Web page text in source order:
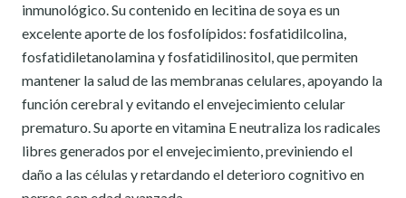
inmunológico. Su contenido en lecitina de soya es un
excelente aporte de los fosfolípidos: fosfatidilcolina,
fosfatidiletanolamina y fosfatidilinositol, que permiten
mantener la salud de las membranas celulares, apoyando la
función cerebral y evitando el envejecimiento celular
prematuro. Su aporte en vitamina E neutraliza los radicales
libres generados por el envejecimiento, previniendo el
daño a las células y retardando el deterioro cognitivo en